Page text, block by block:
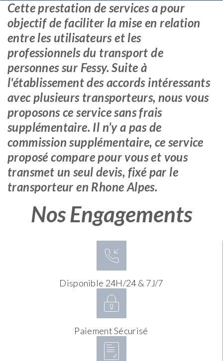
Cette prestation de services a pour
objectif de faciliter la mise en relation
entre les utilisateurs et les
professionnels du transport de
personnes sur Fessy. Suite à
l'établissement des accords intéressants
avec plusieurs transporteurs, nous vous
proposons ce service sans frais
supplémentaire. Il n’y a pas de
commission supplémentaire, ce service
proposé compare pour vous et vous
transmet un seul devis, fixé par le
transporteur en Rhone Alpes.
Nos Engagements
Disponible 24H/24 & 7J/7
Paiement Sécurisé